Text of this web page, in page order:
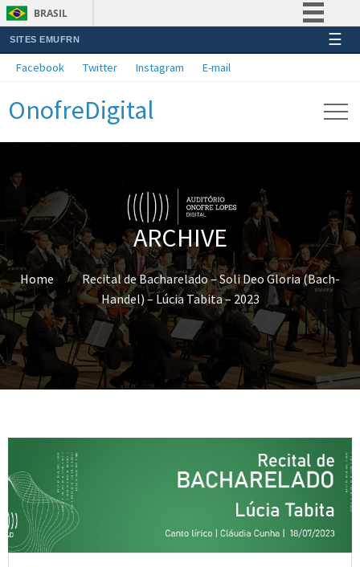
BRASIL
Simplifique!
Acesso à informação
Canais
SITES EMUFRN ☰
Facebook Twitter Instagram E-mail
OnofreDigital
ARCHIVE
Home
Recital de Bacharelado – Soli Deo Gloria (Bach-
Handel) – Lúcia Tabita – 2023